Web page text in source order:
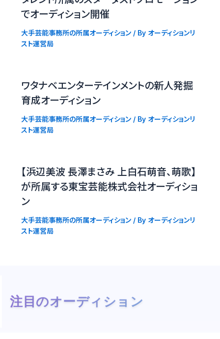
でオーディション開催
大手芸能事務所の所属オーディション/ By オーディションリ
スト運営局
ワタナベエンターテインメントの新人発掘
育成オーディション
大手芸能事務所の所属オーディション/ By オーディションリ
スト運営局
【浜辺美波 長澤まさみ 上白石萌音、萌歌】
が所属する東宝芸能株式会社オーディショ
ン
大手芸能事務所の所属オーディション/ By オーディションリ
スト運営局
注目のオーディション